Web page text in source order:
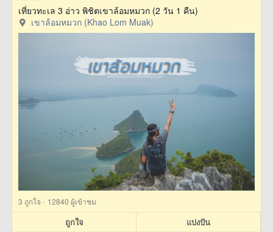
เที่ยวทะเล 3 อ่าว พิชิตเขาล้อมหมวก (2 วัน 1 คืน)
เขาล้อมหมวก (Khao Lom Muak)
3 ถูกใจ · 12840 ผู้เข้าชม
ถูกใจ แบ่งปัน